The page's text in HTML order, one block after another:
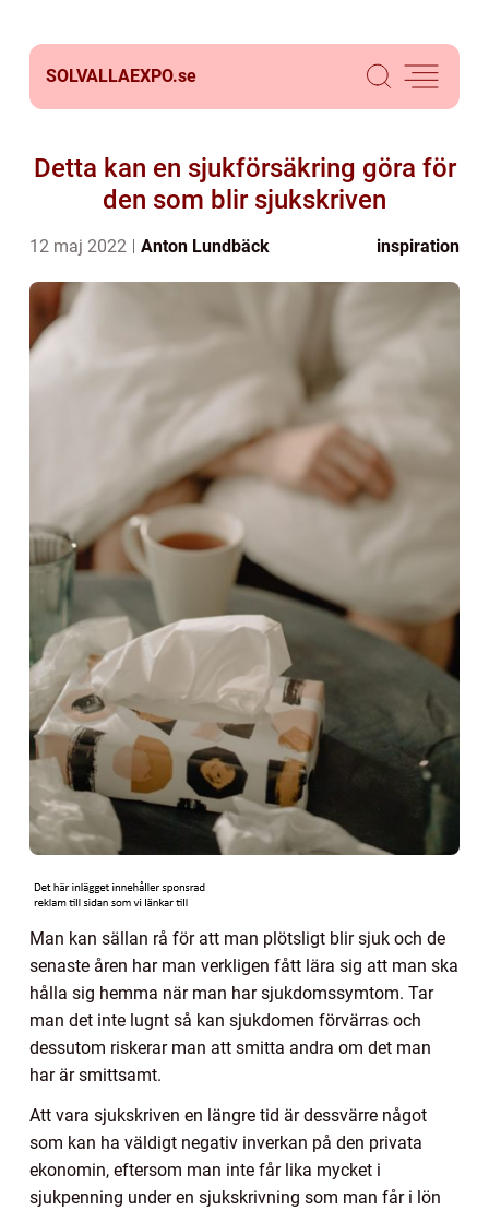
SOLVALLAEXPO.se
Detta kan en sjukförsäkring göra för
den som blir sjukskriven
12 maj 2022 Anton Lundbäck inspiration
Man kan sällan rå för att man plötsligt blir sjuk och de
senaste åren har man verkligen fått lära sig att man ska
hålla sig hemma när man har sjukdomssymtom. Tar
man det inte lugnt så kan sjukdomen förvärras och
dessutom riskerar man att smitta andra om det man
har är smittsamt.
Att vara sjukskriven en längre tid är dessvärre något
som kan ha väldigt negativ inverkan på den privata
ekonomin, eftersom man inte får lika mycket i
sjukpenning under en sjukskrivning som man får i lön